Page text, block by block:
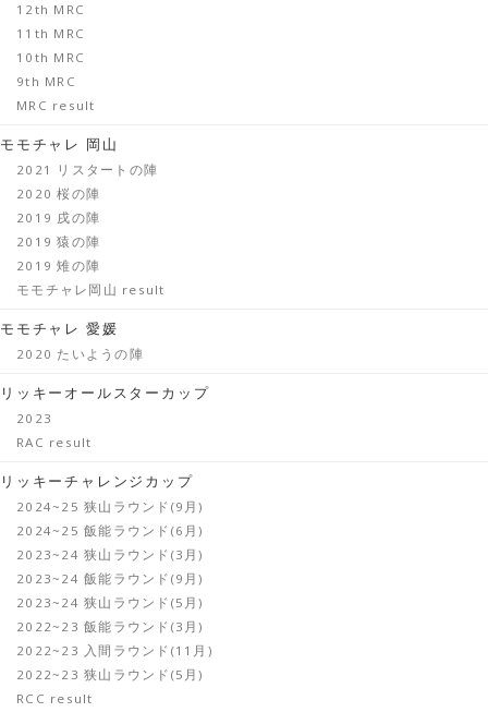
12th MRC
11th MRC
10th MRC
9th MRC
MRC result
モモチャレ 岡山
2021 リスタートの陣
2020 桜の陣
2019 戌の陣
2019 猿の陣
2019 雉の陣
モモチャレ岡山 result
モモチャレ 愛媛
2020 たいようの陣
リッキーオールスターカップ
2023
RAC result
リッキーチャレンジカップ
2024~25 狭山ラウンド(9月)
2024~25 飯能ラウンド(6月)
2023~24 狭山ラウンド(3月)
2023~24 飯能ラウンド(9月)
2023~24 狭山ラウンド(5月)
2022~23 飯能ラウンド(3月)
2022~23 入間ラウンド(11月)
2022~23 狭山ラウンド(5月)
RCC result